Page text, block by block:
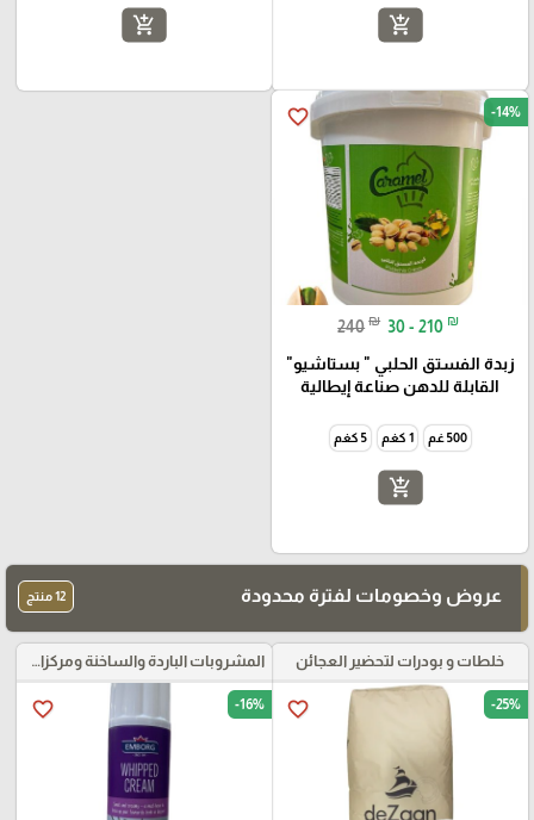
add_shopping_cart
add_shopping_cart
favorite_border -14%
240 ₪ 30 - 210 ₪
زبدة الفستق الحلبي " بستاشيو"
القابلة للدهن صناعة إيطالية
500 غم 1 كغم 5 كغم
add_shopping_cart
عروض وخصومات لفترة محدودة 12 منتج
خلطات و بودرات لتحضير العجائن
favorite_border -25%
المشروبات الباردة والساخنة ومركزات الموهيتو
favorite_border -16%